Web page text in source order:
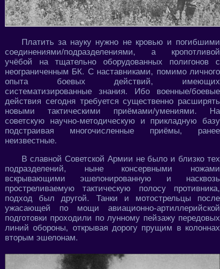
Платить за науку нужно не кровью и погибшими
соединениями/подразделениями, а кропотливой
учёбой на тщательно оборудованных полигонов с
неограниченным БК. С наставниками, помимо личного
опыта боевых действий, имеющих
систематизированные знания. Ибо военные/боевые
действия сегодня требуется существенно расширять
новыми тактическими приёмами/умениями. На
советскую научно-методическую и прикладную базу
подстраивая многочисленные приёмы, ранее
неизвестные.
В славной Советской Армии не было и близко тех
подразделений, ныне консервными ножами
вскрывающими эшелонированную и насквозь
простреливаемую тактическую полосу противника,
подход был другой. Танки и мотострельцы после
ужасающей по мощи авиационно-артиллерийской
подготовки проходили по лунному пейзажу передовых
линий обороны, открывая дорогу прущим в колоннах
вторым эшелонам.